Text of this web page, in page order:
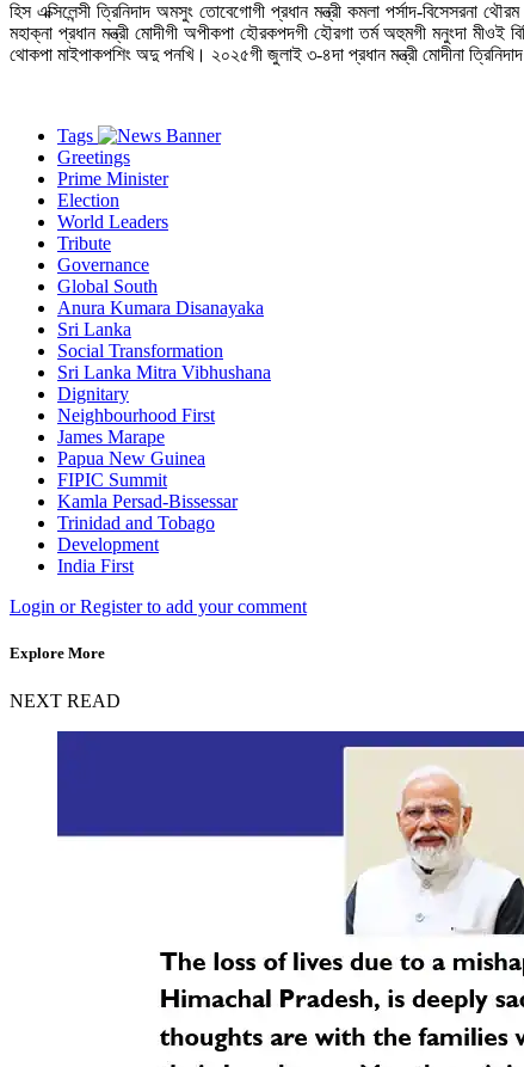
হিস এক্সিলেন্সী ত্রিনিদাদ অমসুং তোবেগোগী প্রধান মন্ত্রী কমলা পর্সাদ-বিসেসরনা
মহাক্না প্রধান মন্ত্রী মোদীগী অপীকপা হৌরকপদগী হৌরগা তর্ম অহুমগী মনুংদা
থোকপা মাইপাকপশিং অদু পনখি। ২০২৫গী জুলাই ৩-৪দা প্রধান মন্ত্রী মোদীনা
Tags
Greetings
Prime Minister
Election
World Leaders
Tribute
Governance
Global South
Anura Kumara Disanayaka
Sri Lanka
Social Transformation
Sri Lanka Mitra Vibhushana
Dignitary
Neighbourhood First
James Marape
Papua New Guinea
FIPIC Summit
Kamla Persad-Bissessar
Trinidad and Tobago
Development
India First
Login or Register to add your comment
Explore More
NEXT READ